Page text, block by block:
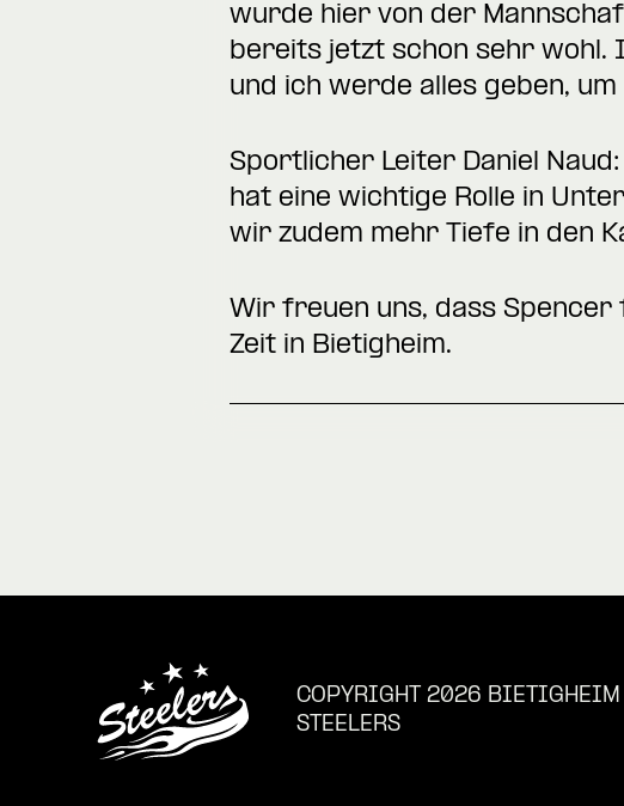
wurde hier von der
bereits jetzt schon sehr wohl.
und ich werde alles geben,
Sportlicher Leiter Daniel
hat eine wichtige Rolle in
wir zudem mehr Tiefe in den
Wir freuen uns, dass
Zeit in Bietigheim.
COPYRIGHT 2026 BIETIGHEIM
STEELERS